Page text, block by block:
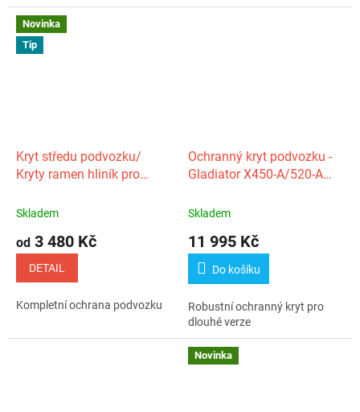
Novinka
Tip
Kryt středu podvozku/
Kryty ramen hliník pro
Skladem
od 3 480 Kč
DETAIL
Kompletní ochrana podvozku
Ochranný kryt podvozku -
Gladiator X450-A/520-A
400‑A/500‑A
Skladem
11 995 Kč
Do košíku
Robustní ochranný kryt pro
dlouhé verze
Novinka